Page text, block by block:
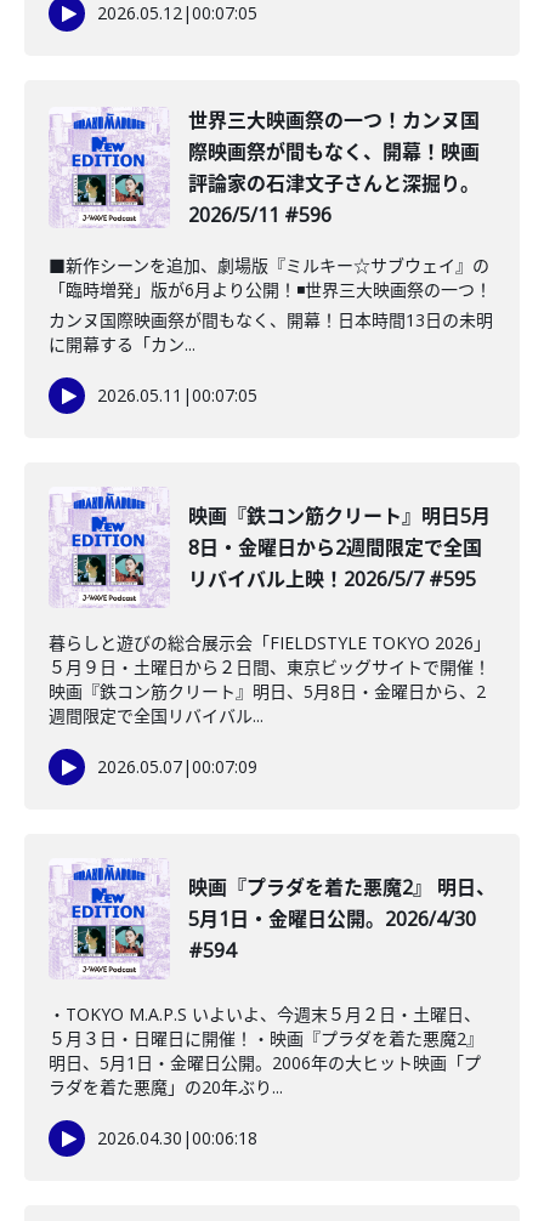
2026.05.12|00:07:05
️世界三大映画祭の一つ！カンヌ国
際映画祭が間もなく、開幕！映画
評論家の石津文子さんと深掘り。
2026/5/11 #596
■新作シーンを追加、劇場版『ミルキー☆サブウェイ』の
「臨時増発」版が6月より公開！◾️世界三大映画祭の一つ！
カンヌ国際映画祭が間もなく、開幕！日本時間13日の未明
に開幕する「カン...
2026.05.11 |00:07:05
映画『鉄コン筋クリート』明日5月
8日・金曜日から2週間限定で全国
リバイバル上映！2026/5/7 #595
暮らしと遊びの総合展示会「FIELDSTYLE TOKYO 2026」
５月９日・土曜日から２日間、東京ビッグサイトで開催！
映画『鉄コン筋クリート』明日、5月8日・金曜日から、2
週間限定で全国リバイバル...
2026.05.07|00:07:09
映画『プラダを着た悪魔2』 明日、
5月1日・金曜日公開。2026/4/30
#594
・TOKYO M.A.P.S いよいよ、今週末５月２日・土曜日、
５月３日・日曜日に開催！・映画『プラダを着た悪魔2』
明日、5月1日・金曜日公開。2006年の大ヒット映画「プ
ラダを着た悪魔」の20年ぶり...
2026.04.30 |00:06:18